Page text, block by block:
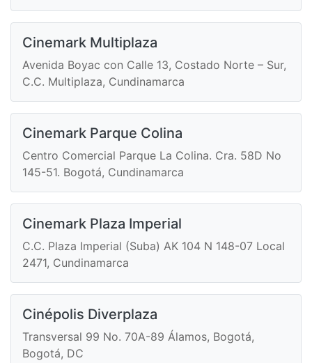
Cinemark Multiplaza
Avenida Boyac con Calle 13, Costado Norte – Sur,
C.C. Multiplaza, Cundinamarca
Cinemark Parque Colina
Centro Comercial Parque La Colina. Cra. 58D No
145-51. Bogotá, Cundinamarca
Cinemark Plaza Imperial
C.C. Plaza Imperial (Suba) AK 104 N 148-07 Local
2471, Cundinamarca
Cinépolis Diverplaza
Transversal 99 No. 70A-89 Álamos, Bogotá,
Bogotá, DC